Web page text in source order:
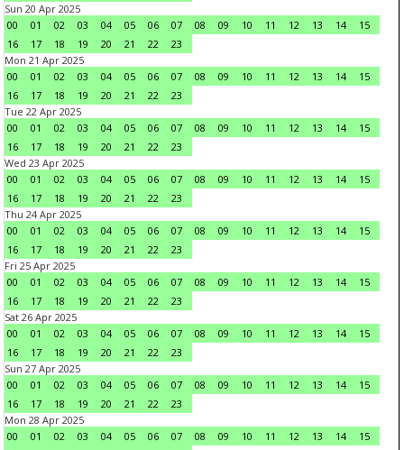
Sun 20 Apr 2025
00
01 02 03 04 05 06 07 08 09 10 11 12 13 14
15
16
17 18 19 20 21 22
23
Mon 21 Apr 2025
00
01 02 03 04 05 06 07 08 09 10 11 12 13 14
15
16
17 18 19 20 21 22
23
Tue 22 Apr 2025
00
01 02 03 04 05 06 07 08 09 10 11 12 13 14
15
16
17 18 19 20 21 22
23
Wed 23 Apr 2025
00
01 02 03 04 05 06 07 08 09 10 11 12 13 14
15
16
17 18 19 20 21 22
23
Thu 24 Apr 2025
00
01 02 03 04 05 06 07 08 09 10 11 12 13 14
15
16
17 18 19 20 21 22
23
Fri 25 Apr 2025
00
01 02 03 04 05 06 07 08 09 10 11 12 13 14
15
16
17 18 19 20 21 22
23
Sat 26 Apr 2025
00
01 02 03 04 05 06 07 08 09 10 11 12 13 14
15
16
17 18 19 20 21 22
23
Sun 27 Apr 2025
00
01 02 03 04 05 06 07 08 09 10 11 12 13 14
15
16
17 18 19 20 21 22
23
Mon 28 Apr 2025
00
01 02 03 04 05 06 07 08 09 10 11 12 13 14
15